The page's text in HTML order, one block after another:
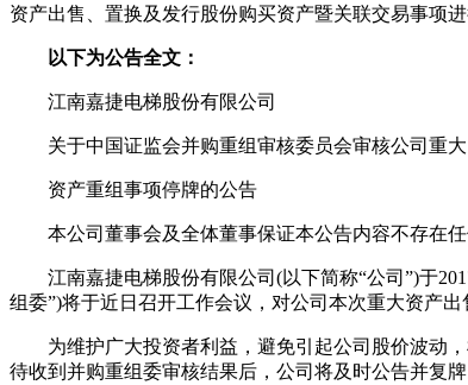
资产出售、置换及发行股份购买资产暨关联交易事项
以下为公告全文：
江南嘉捷电梯股份有限公司
关于中国证监会并购重组审核委员会审核公司重大
资产重组事项停牌的公告
本公司董事会及全体董事保证本公告内容不存在任
江南嘉捷电梯股份有限公司(以下简称“公司”)于
组委”)将于近日召开工作会议，对公司本次重大资产
为维护广大投资者利益，避免引起公司股价波动，
待收到并购重组委审核结果后，公司将及时公告并复牌